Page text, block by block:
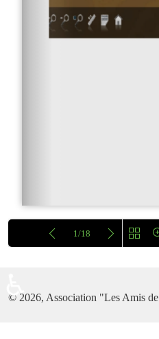
1/18
© 2026, Association "Les Amis